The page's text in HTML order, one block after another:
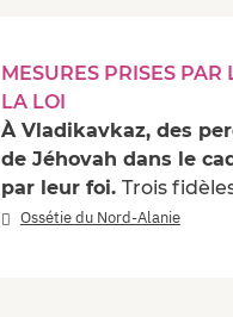
MESURES PRISES PAR
LA LOI
À Vladikavkaz, des
de Jéhovah dans le
par leur foi. Trois
Ossétie du Nord-Alanie